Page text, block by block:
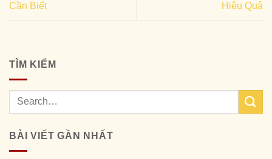
Cần Biết
Hiệu Quả
TÌM KIẾM
BÀI VIẾT GẦN NHẤT